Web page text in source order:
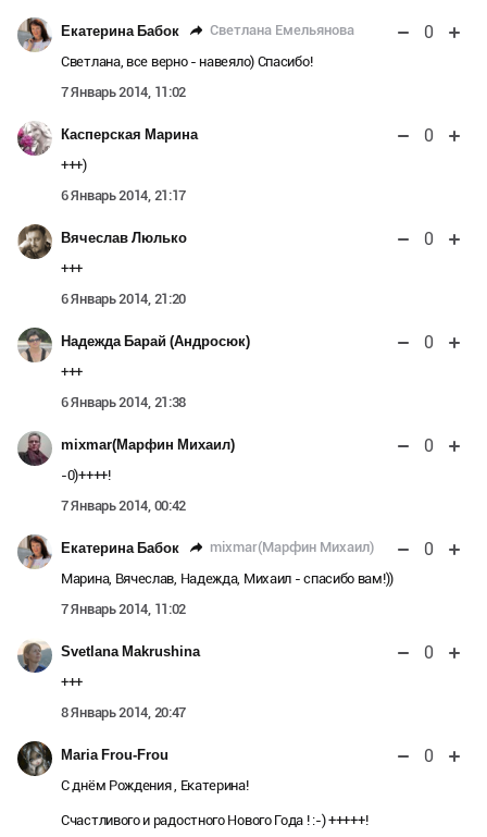
Екатерина Бабок Светлана Емельянова 0
Светлана, все верно - навеяло) Спасибо!
7 Январь 2014, 11:02
Касперская Марина 0
+++)
6 Январь 2014, 21:17
Вячеслав Люлько 0
+++
6 Январь 2014, 21:20
Надежда Барай (Андросюк) 0
+++
6 Январь 2014, 21:38
mixmar(Марфин Михаил) 0
-0)++++!
7 Январь 2014, 00:42
Екатерина Бабок mixmar(Марфин Михаил) 0
Марина, Вячеслав, Надежда, Михаил - спасибо вам!))
7 Январь 2014, 11:02
Svetlana Makrushina 0
+++
8 Январь 2014, 20:47
Maria Frou-Frou 0
С днём Рождения , Екатерина!
Счастливого и радостного Нового Года ! :-) +++++!